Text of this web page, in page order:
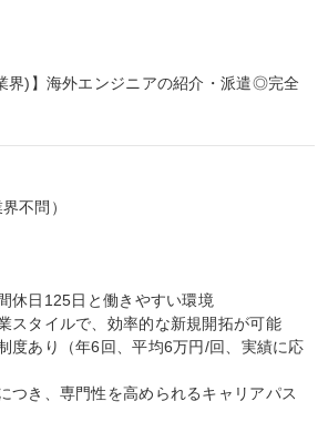
界)】海外エンジニアの紹介・派遣◎完全
不問）
休日125日と働きやすい環境
スタイルで、効率的な新規開拓が可能
度あり（年6回、平均6万円/回、実績に応
つき、専門性を高められるキャリアパス